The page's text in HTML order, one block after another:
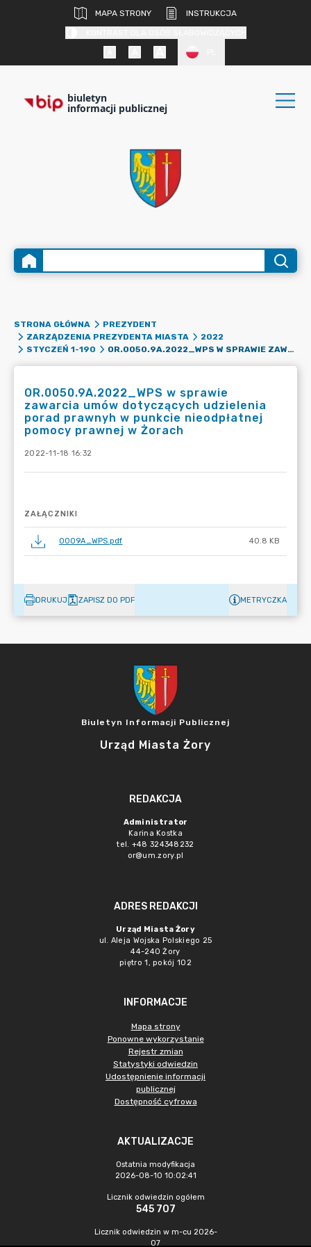
MAPA STRONY
INSTRUKCJA
biuletyn
informacji publicznej
STRONA GŁÓWNA
PREZYDENT
ZARZĄDZENIA PREZYDENTA MIASTA
2022
STYCZEŃ 1-190
OR.0050.9A.2022_WPS W SPRAWIE ZAWARCIA UMÓW DOTYCZĄCYCH UDZIELENIA PORAD PRAWNYH W PUNKCIE NIEODPŁATNEJ POMOCY PRAWNEJ W ŻORACH
OR.0050.9A.2022_WPS w sprawie
zawarcia umów dotyczących udzielenia
porad prawnyh w punkcie nieodpłatnej
pomocy prawnej w Żorach
2022-11-18 16:32
ZAŁĄCZNIKI
0009A_WPS.pdf 40.8 KB
DRUKUJ ZAPISZ DO PDF METRYCZKA
Biuletyn Informacji Publicznej
Urząd Miasta Żory
REDAKCJA
Administrator
Karina Kostka
tel. +48 324348232
or@um.zory.pl
ADRES REDAKCJI
Urząd Miasta Żory
ul. Aleja Wojska Polskiego 25
44-240 Żory
piętro 1, pokój 102
INFORMACJE
Mapa strony
Ponowne wykorzystanie
Rejestr zmian
Statystyki odwiedzin
Udostępnienie informacji
publicznej
Dostępność cyfrowa
AKTUALIZACJE
Ostatnia modyfikacja
2026-08-10 10:02:41
Licznik odwiedzin ogółem
545 707
Licznik odwiedzin w m-cu 2026-
07